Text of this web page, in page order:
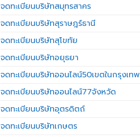
จดทะเบียนบริษัทสมุทรสาคร
จดทะเบียนบริษัทสุราษฎร์ธานี
จดทะเบียนบริษัทสุโขทัย
จดทะเบียนบริษัทอยุธยา
จดทะเบียนบริษัทออนไลน์50เขตในกรุงเทพ
จดทะเบียนบริษัทออนไลน์77จังหวัด
จดทะเบียนบริษัทอุตรดิตถ์
จดทะเบียนบริษัทเกษตร